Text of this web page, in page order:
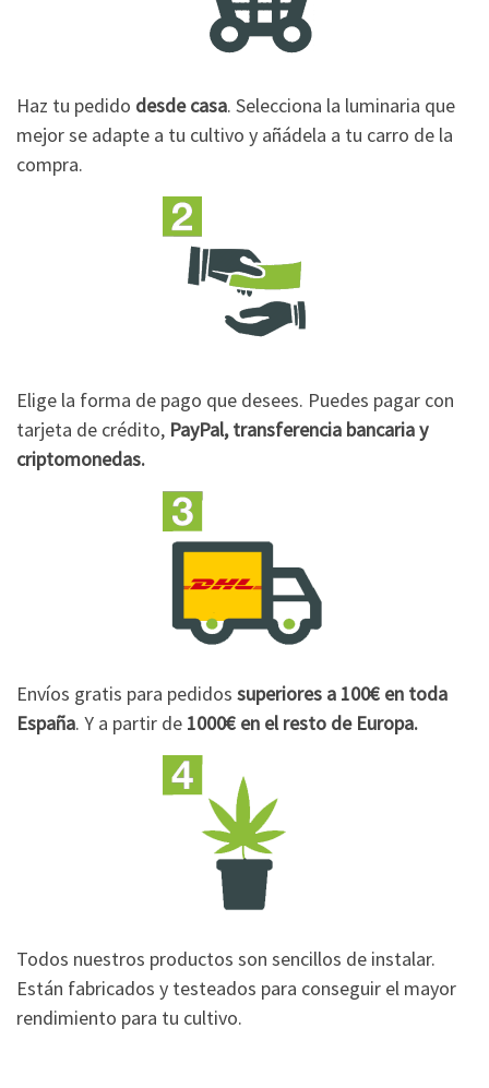
Haz tu pedido desde casa. Selecciona la luminaria que
mejor se adapte a tu cultivo y añádela a tu carro de la
compra.
Elige la forma de pago que desees. Puedes pagar con
tarjeta de crédito, PayPal, transferencia bancaria y
criptomonedas.
Envíos gratis para pedidos superiores a 100€ en toda
España. Y a partir de 1000€ en el resto de Europa.
Todos nuestros productos son sencillos de instalar.
Están fabricados y testeados para conseguir el mayor
rendimiento para tu cultivo.